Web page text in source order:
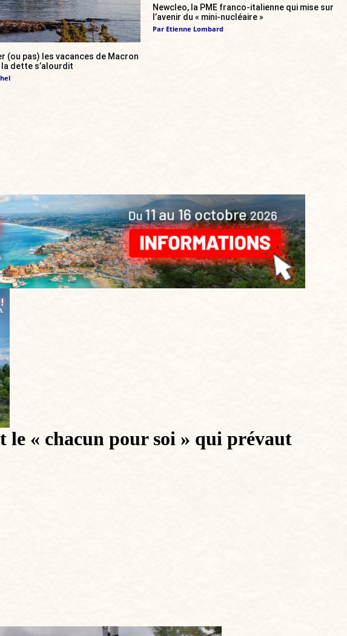
(ou pas) les vacances de Macron
la dette s’alourdit
Newcleo, la PME franco-italienne qui mise sur
l’avenir du « mini-nucléaire »
Par Etienne Lombard
le « chacun pour soi » qui prévaut